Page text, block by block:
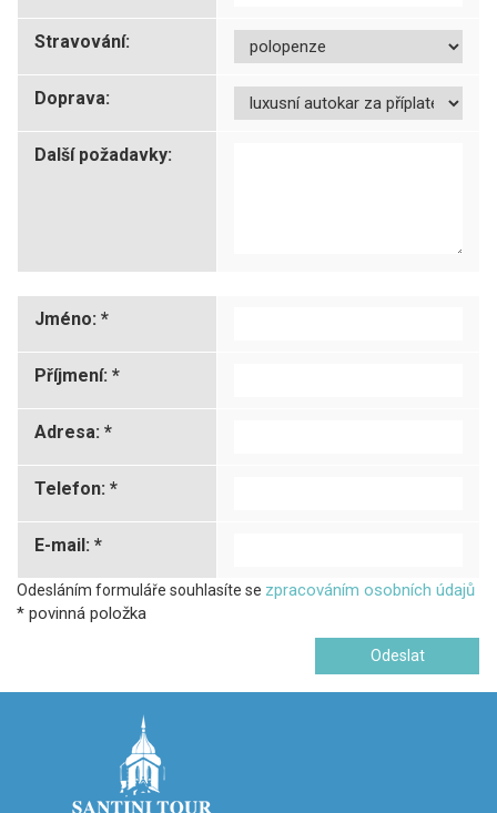
Stravování:
Doprava:
Další požadavky:
Jméno: *
Příjmení: *
Adresa: *
Telefon: *
E-mail: *
Odesláním formuláře souhlasíte se zpracováním osobních údajů
* povinná položka